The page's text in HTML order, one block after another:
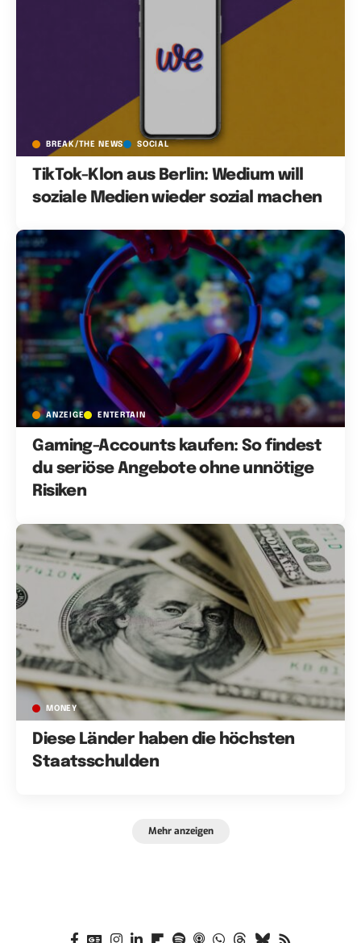
BREAK/THE NEWS SOCIAL
TikTok-Klon aus Berlin: Wedium will
soziale Medien wieder sozial machen
ANZEIGE ENTERTAIN
Gaming-Accounts kaufen: So findest
du seriöse Angebote ohne unnötige
Risiken
MONEY
Diese Länder haben die höchsten
Staatsschulden
Mehr anzeigen